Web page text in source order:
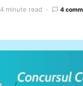
4 minute read 4